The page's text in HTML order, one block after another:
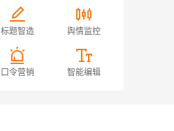
标题智造 舆情监控
口令营销 智能编辑